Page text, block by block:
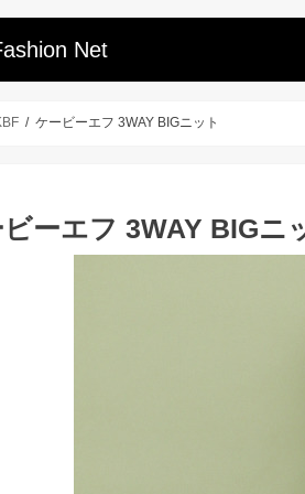
Net
ケービーエフ 3WAY BIGニット
ーエフ 3WAY BIGニ